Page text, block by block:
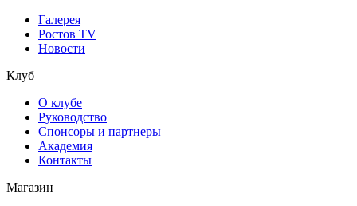
Галерея
Ростов TV
Новости
Клуб
О клубе
Руководство
Спонсоры и партнеры
Академия
Контакты
Магазин